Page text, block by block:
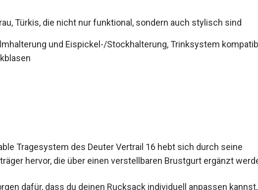
Türkis, die nicht nur funktional, sondern auch stylisch sind
und Eispickel-/Stockhalterung, Trinksystem
Liter-Trinkblasen
Tragesystem des Deuter Vertrail 16 hebt sich durch seine
hervor, die über einen verstellbaren Brustgurt ergänzt